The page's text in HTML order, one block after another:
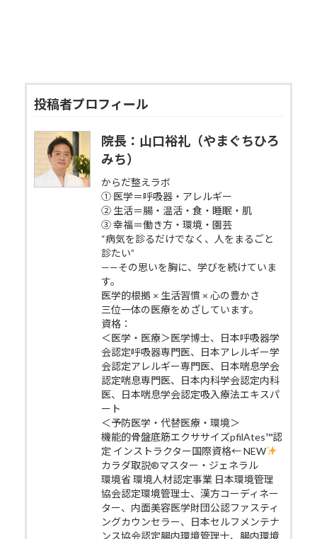
投稿者プロフィール
院長：山口裕礼（やまぐちひろ
みち）
からだ整えラボ
① 医学＝呼吸器・アレルギー
② 生活＝腸・温活・食・睡眠・肌
③ 幸福＝働き方・環境・園芸
“病気を診るだけでなく、人をまるごと
診たい”
——その思いを胸に、学びを続けていま
す。
医学的根拠 × 生活習慣 × 心の豊かさ
三位一体の医療をめざしています。
資格：
＜医学・医療＞医学博士、日本呼吸器学
会認定呼吸器専門医、日本アレルギー学
会認定アレルギー専門医、日本喘息学会
認定喘息専門医、日本内科学会認定内科
医、日本喘息学会認定吸入療法エキスパ
ート
＜予防医学・代替医療・環境＞
機能的骨盤底筋エクササイズpfilAtes™認
定 インストラクター国際資格← NEW
カラダ取説®マスター・ジェネラル
環境省 環境人材認定事業 日本環境管理
協会認定環境管理士、漢方コーディネー
ター、内面美容医学財団公認ファスティ
ングカウンセラー、日本セルフメンテナ
ンス協会認定腸内環境管理士、腸内環境